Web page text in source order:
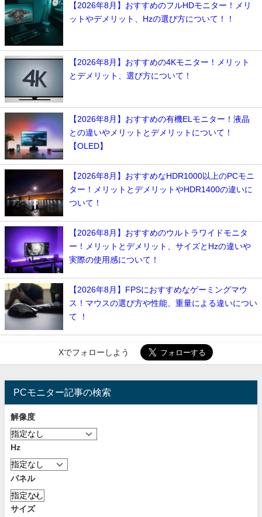
【2026年8月】おすすめのフルHDモニター！メリ
ットやデメリット、Hzの選び方について！！
【2026年8月】おすすめの4Kモニター！メリット
とデメリット、選び方について！
【2026年8月】おすすめの有機ELモニター！液晶
との違いやメリットとデメリットについて！
【OLED】
【2026年8月】おすすめなHDR1000以上のPCモニ
ター！メリットとデメリットやHDR1400の違いに
ついて！
【2026年8月】おすすめのウルトラワイドモニタ
ー！メリットとデメリット、サイズとHzの違いや
実際の使用感について！
【2026年8月】FPSにおすすめなゲーミングマウ
ス！マウスの選び方や性能、重量による違いについ
て ！
Xでフォローしよう
PCモニター記事の検索
解像度
Hz
パネル
サイズ